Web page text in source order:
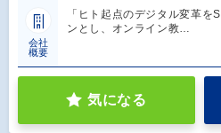
会社
概要
「ヒト起点のデジタル変革
ンとし、オンライン教…
気になる